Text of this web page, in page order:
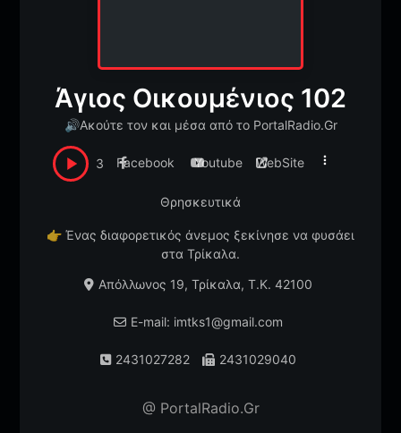
Άγιος Οικουμένιος 102
🔊Ακούτε τον και μέσα από το PortalRadio.Gr
3 Facebook Youtube WebSite
Θρησκευτικά
👉 Ένας διαφορετικός άνεμος ξεκίνησε να φυσάει
στα Τρίκαλα.
Απόλλωνος 19, Τρίκαλα, T.K. 42100
E-mail: imtks1@gmail.com
2431027282 2431029040
@ PortalRadio.Gr